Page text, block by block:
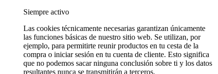
Siempre activo
Las cookies técnicamente necesarias garantizan únicamente
las funciones básicas de nuestro sitio web. Se utilizan, por
ejemplo, para permitirte reunir productos en tu cesta de la
compra o iniciar sesión en tu cuenta de cliente. Esto significa
que no podemos sacar ninguna conclusión sobre ti y los datos
resultantes nunca se transmitirán a terceros.